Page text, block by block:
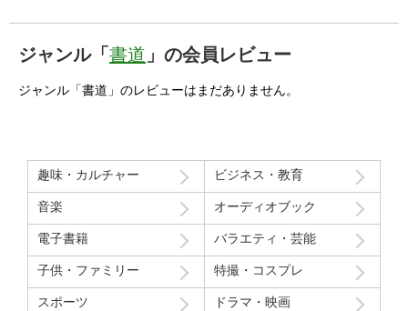
ジャンル「 書道 」の会員レビュー
ジャンル「書道」のレビューはまだありません。
趣味・カルチャー ビジネス・教育
音楽 オーディオブック
電子書籍 バラエティ・芸能
子供・ファミリー 特撮・コスプレ
スポーツ ドラマ・映画